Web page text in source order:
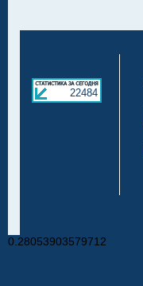
22484
0.28053903579712